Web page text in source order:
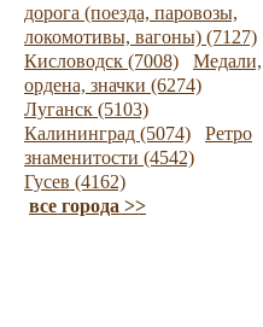
дорога (поезда, паровозы,
локомотивы, вагоны) (7127)
Кисловодск (7008)
Медали,
ордена, значки (6274)
Луганск (5103)
Калининград (5074)
Ретро
знаменитости (4542)
Гусев (4162)
все города >>